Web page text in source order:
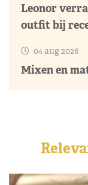
Leonor
outfit bij
04 aug 2026
Mixen en